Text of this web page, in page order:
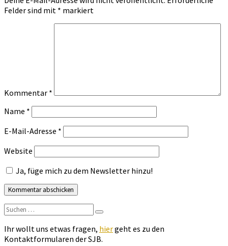
Felder sind mit * markiert
Kommentar *
Name *
E-Mail-Adresse *
Website
Ja, füge mich zu dem Newsletter hinzu!
Suchen
nach:
Suchen
Ihr wollt uns etwas fragen, hiergeht es zu den
Kontaktformularen der SJB.